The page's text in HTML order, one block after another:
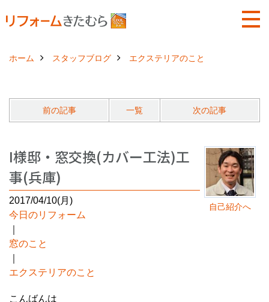
ホーム スタッフブログ エクステリアのこと
前の記事 一覧 次の記事
自己紹介へ
I様邸・窓交換(カバー工法)工
事(兵庫)
2017/04/10(月)
今日のリフォーム
窓のこと
エクステリアのこと
こんばんは